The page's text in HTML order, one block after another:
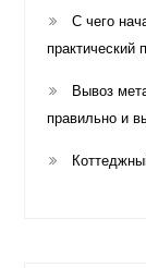
С чего
практический
Вывоз
правильно и